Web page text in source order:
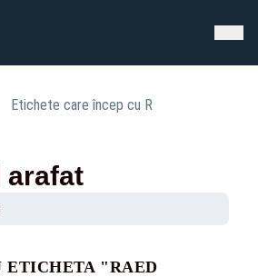
Etichete care încep cu R
arafat
ETICHETA "RAED